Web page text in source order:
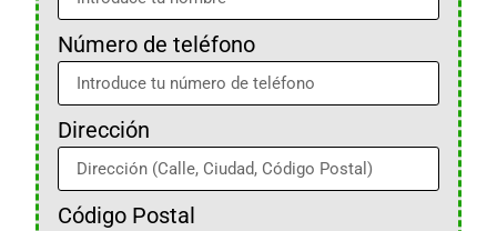
Número de teléfono
Dirección
Código Postal